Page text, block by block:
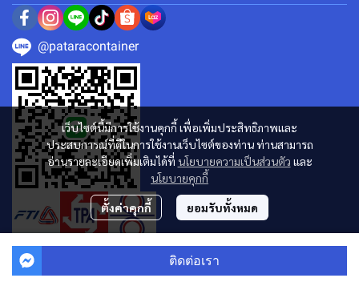
ติดต่อเรา
เว็บไซต์นี้มีการใช้งานคุกกี้ เพื่อเพิ่มประสิทธิภาพและ
ประสบการณ์ที่ดีในการใช้งานเว็บไซต์ของท่าน ท่านสามารถ
อ่านรายละเอียดเพิ่มเติมได้ที่ นโยบายความเป็นส่วนตัว และ
นโยบายคุกกี้
ตั้งค่าคุกกี้ ยอมรับทั้งหมด
@pataracontainer
Powered By MakeWebEasy